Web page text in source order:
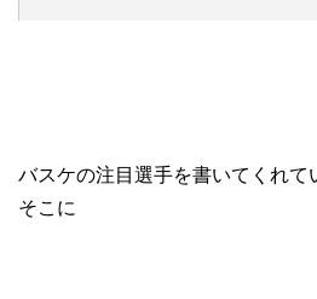
バスケの注目選手を書いてくれて
そこに